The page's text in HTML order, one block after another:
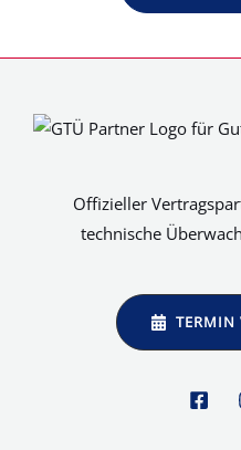
Offizieller
technische
TERMIN